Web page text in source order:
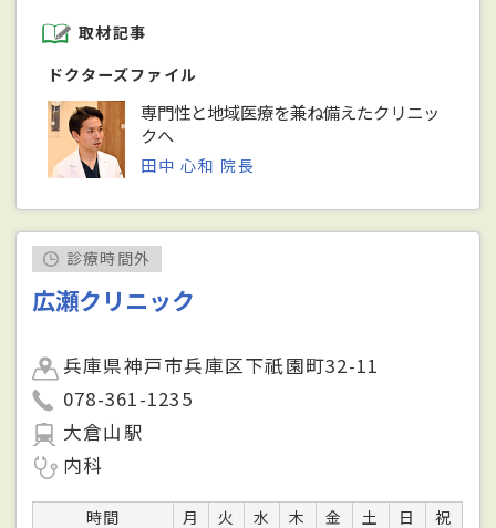
取材記事
ドクターズファイル
専門性と地域医療を兼ね備えたクリニッ
クへ
田中 心和 院長
診療時間外
広瀬クリニック
兵庫県神戸市兵庫区下祇園町32-11
078-361-1235
大倉山駅
内科
時間 月 火 水 木 金 土 日 祝